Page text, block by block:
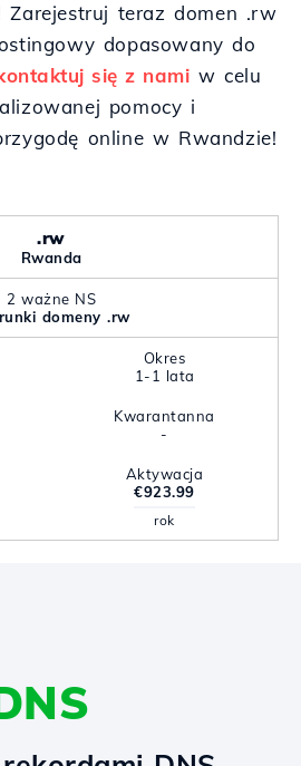
teraz domen .rw
dopasowany do
się z nami w celu
pomocy i
online w Rwandzie!
.rw
Rwanda
2 ważne NS
domeny .rw
Okres
1-1 lata
Kwarantanna
-
Aktywacja
€923.99
rok